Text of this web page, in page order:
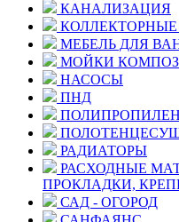
КАНАЛИЗАЦИЯ
МЕБЕЛЬ ДЛЯ
МОЙКИ
НАСОСЫ
ПНД
РАДИАТОРЫ
РАСХОДНЫЕ
ПРОКЛАДКИ,
САД - ОГОРОД